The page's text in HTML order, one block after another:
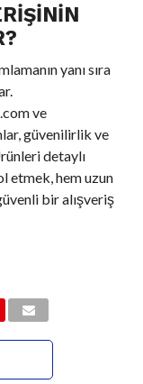
yanı sıra
ve
güvenilirlik ve
detaylı
etmek, hem uzun
bir alışveriş